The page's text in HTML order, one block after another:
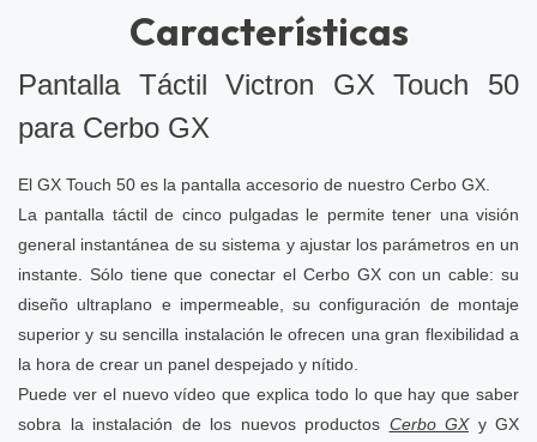
Características
Pantalla Táctil Victron GX Touch 50
para Cerbo GX
El GX Touch 50 es la pantalla accesorio de nuestro Cerbo GX
La pantalla táctil de cinco pulgadas le permite tener una visión
general instantánea de su sistema y ajustar los parámetros en un
instante. Sólo tiene que conectar el Cerbo GX con un cable: su
diseño ultraplano e impermeable, su configuración de montaje
superior y su sencilla instalación le ofrecen una gran flexibilidad a
la hora de crear un panel despejado y nítido.
Puede ver el nuevo vídeo que explica todo lo que hay que saber
sobra la instalación de los nuevos productos Cerbo GXy GX